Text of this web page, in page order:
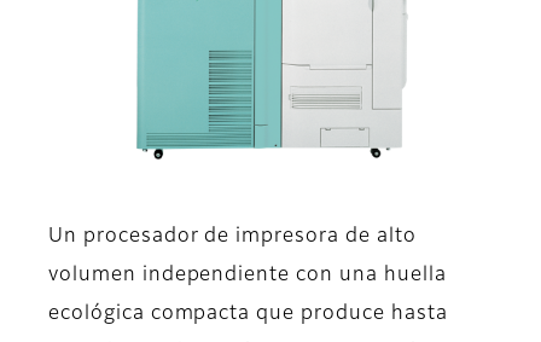
Un procesador de impresora de alto
volumen independiente con una huella
ecológica compacta que produce hasta